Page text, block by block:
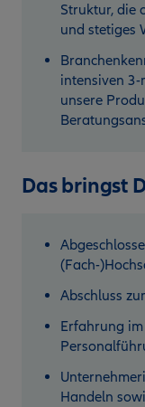
Struktur, die
und stetiges
intensiven
unsere
Das bringst
(Fach-
Abschluss
Erfahrung
Handeln